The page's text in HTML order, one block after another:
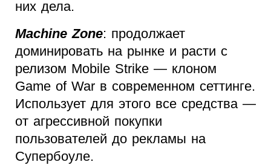
них дела.
Machine Zone: продолжает
доминировать на рынке и расти с
релизом Mobile Strike — клоном
Game of War в современном сеттинге.
Использует для этого все средства —
от агрессивной покупки
пользователей до рекламы на
Супербоуле.